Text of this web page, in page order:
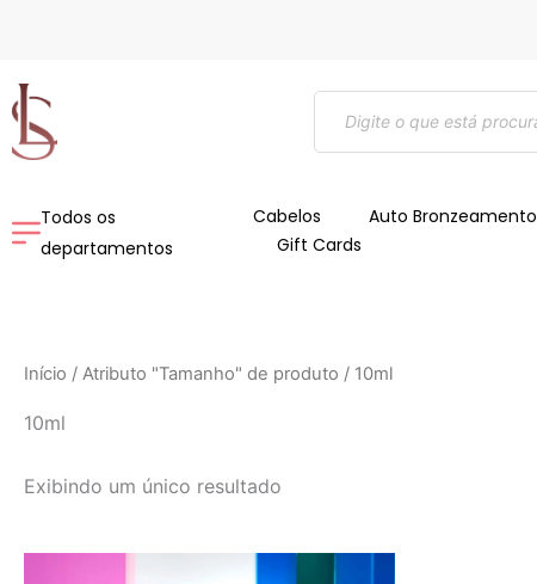
conteúdo
Pesquisar
produtos
Todos os
departamentos
Cabelos Auto Bronzeamento
Gift Cards
Início / Atributo "Tamanho" de produto / 10ml
10ml
Exibindo um único resultado